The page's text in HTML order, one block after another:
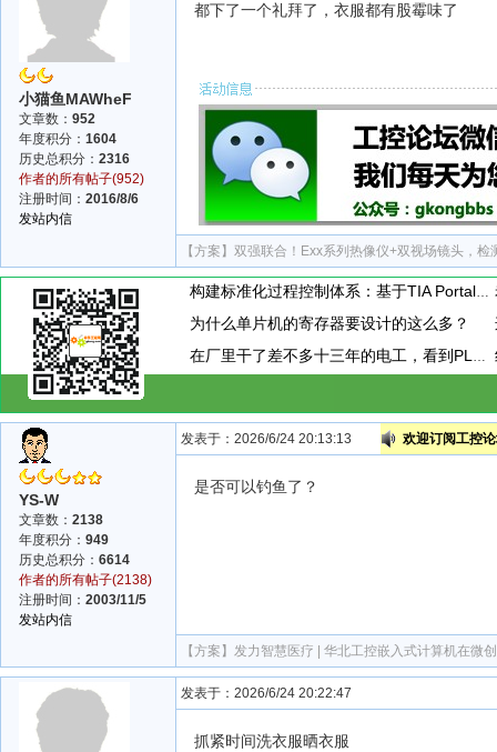
小猫鱼MAWheF
文章数： 952
年度积分： 1604
历史总积分： 2316
作者的所有帖子(952)
注册时间： 2016/8/6
发站内信
都下了一个礼拜了，衣服都有股霉味了
【方案】 双强联合！Exx系列热像仪+双视场镜头，检
构建标准化过程控制体系：基于TIA Portal的PID闭环控制通用封装模板设计与应用
为什么单片机的寄存器要设计的这么多？
在厂里干了差不多十三年的电工，看到PLC模块上接了一个小玩意，这小玩意到底是干嘛用的呢？
YS-W
文章数： 2138
年度积分： 949
历史总积分： 6614
作者的所有帖子(2138)
注册时间： 2003/11/5
发站内信
发表于：2026/6/24 20:13:13 欢迎订阅工控
是否可以钓鱼了？
【方案】 发力智慧医疗 | 华北工控嵌入式计算机在微
发表于：2026/6/24 20:22:47
抓紧时间洗衣服晒衣服